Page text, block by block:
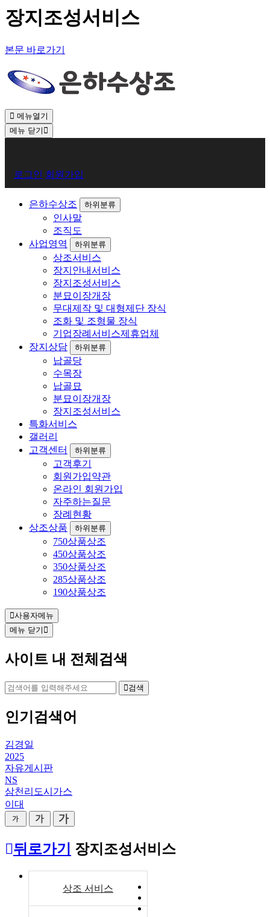
장지조성서비스
본문 바로가기
메뉴열기
메뉴 닫기
원
로
인
로그인 회원가입
은하수상조 하위분류
인사말
조직도
사업영역
하위분류
상조서비스
장지안내서비스
장지조성서비스
분묘이장개장
무대제작 및 대형제단 장식
조화 및 조형물 장식
기업장례서비스제휴업체
장지상담
하위분류
납골당
수목장
납골묘
분묘이장개장
장지조성서비스
특화서비스
갤러리
고객센터
하위분류
고객후기
회원가입약관
온라인 회원가입
자주하는질문
장례현황
상조상품
하위분류
750상품상조
450상품상조
350상품상조
285상품상조
190상품상조
사용자메뉴
메뉴 닫기
사이트 내 전체검색
검색
인기검색어
김경일
2025
자유게시판
NS
삼천리도시가스
이대
뒤로가기 장지조성서비스
상조 서비스